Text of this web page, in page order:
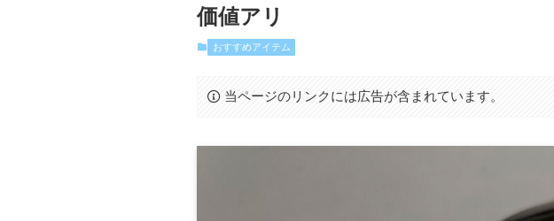
価値アリ
おすすめアイテム
当ページのリンクには広告が含まれています。